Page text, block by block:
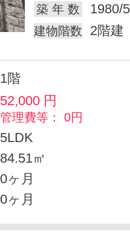
築 年 数
1980/
建物階数 2階建
1階
52,000 円
管理費等： 0円
5LDK
84.51㎡
0ヶ月
0ヶ月